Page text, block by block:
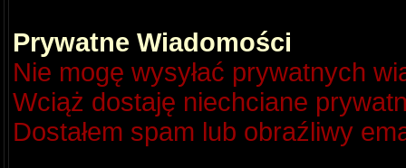
Prywatne Wiadomości
Nie mogę wysyłać prywatnych
Wciąż dostaję niechciane
Dostałem spam lub obraźliwy